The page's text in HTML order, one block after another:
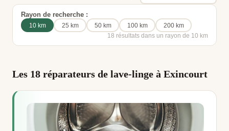
Rayon de recherche :
10 km 25 km 50 km 100 km
200 km
18 résultats dans un rayon de 10 km
Les 18 réparateurs de lave-linge à Exincourt